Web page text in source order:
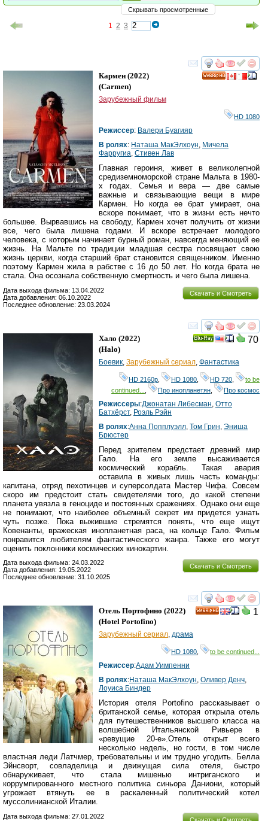
Скрывать просмотренные
1 2 3
смотреть
Кармен (2022)
(Carmen)
Зарубежный фильм
HD 1080
Режиссер: Валери Буагияр
В ролях: Наташа МакЭлхоун Мичела
Фарругиа Стивен Лав
Главная героиня, живет в великолепной
средиземноморской стране Мальта в 1980-
х годах. Семья и вера — две самые
важные и связывающие вещи в мире
Кармен. Но когда ее брат умирает, она
вскоре понимает, что в жизни есть нечто
большее. Вырвавшись на свободу, Кармен хочет получить от жизни
все, чего была лишена годами. И вскоре встречает молодого
человека, с которым начинает бурный роман, навсегда меняющий ее
жизнь. На Мальте по традиции младшая сестра посвящает свою
жизнь церкви, когда старший брат становится священником. Именно
поэтому Кармен жила в рабстве с 16 до 50 лет. Но когда брата не
стала. Она осознала собственную смертность и чего была лишена.
Скачать и Смотреть
Дата выхода фильма: 13.04.2022
Дата добавления: 06.10.2022
Последнее обновление: 23.03.2024
смотреть
70
Хало (2022)
(Halo)
Боевик Зарубежный сериал Фантастика
HD 2160р HD 1080 HD 720
to be
continued...
Про инопланетян Про космос
Режиссеры:Джонатан Либесман Отто
Батхёрст, Роэль Рэйн
В ролях:Анна Попплуэлл Том Грин Эниша
Брюстер
Перед зрителем предстает древний мир
Гало. На его земле высаживается
космический корабль. Такая авария
оставила в живых лишь часть команды:
капитана, отряд пехотинцев и суперсолдата Мастер Чифа. Совсем
скоро им предстоит стать свидетелями того, до какой степени
планета увязла в геноциде и постоянных сражениях. Однако они еще
не понимают, что наиболее объемный секрет им придется узнать
чуть позже. Пока выжившие стремятся понять, что еще ищут
Ковенанты, вражеская инопланетная раса, на кольце Гало. Фильм
понравится любителям фантастического жанра. Также его могут
оценить поклонники космических кинокартин.
Скачать и Смотреть
Дата выхода фильма: 24.03.2022
Дата добавления: 19.05.2022
Последнее обновление: 31.10.2025
смотреть
1
Отель Портофино (2022)
(Hotel Portofino)
Зарубежный сериал, драма
HD 1080 to be continued...
Режиссер:Адам Уимпенни
В ролях:Наташа МакЭлхоун, Оливер Денч,
Лоуиса Биндер
История отеля Portofino рассказывает о
британской семье, которая открыла отель
для путешественников высшего класса на
волшебной Итальянской Ривьере в
«ревущие 20-е».Отель открыт всего
несколько недель, но гости, в том числе
властная леди Латчмер, требовательны и им трудно угодить. Белла
Эйнсворт, совладелица и движущая сила отеля, быстро
обнаруживает, что стала мишенью интриганского и
коррумпированного местного политика синьора Даниони, который
угрожает втянуть ее в раскаленный политический котел
муссолинианской Италии.
Скачать и Смотреть
Дата выхода фильма: 27.01.2022